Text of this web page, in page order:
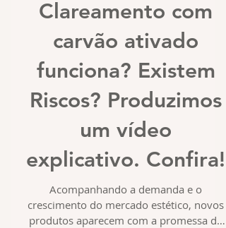
Clareamento com
carvão ativado
funciona? Existem
Riscos? Produzimos
um vídeo
explicativo. Confira!
Acompanhando a demanda e o
crescimento do mercado estético, novos
produtos aparecem com a promessa de